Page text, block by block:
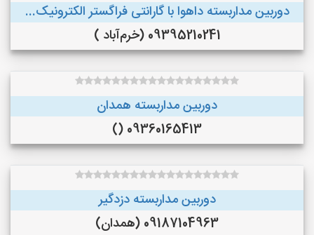
دوربین مداربسته داهوا با گارانتی فراگستر الکترونیک...
09395210241 (خرم‌آباد )
دوربین مداربسته همدان
09360165413 ()
دوربین مداربسته دزدگیر
09187104963 (همدان)